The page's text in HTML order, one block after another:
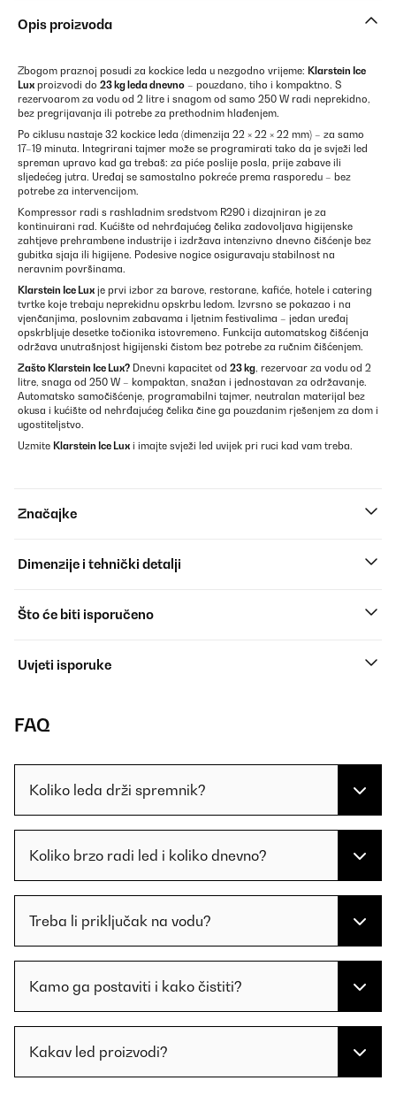
Opis proizvoda
Zbogom praznoj posudi za kockice leda u nezgodno vrijeme: Klarstein Ice
Lux proizvodi do 23 kg leda dnevno – pouzdano, tiho i kompaktno. S
rezervoarom za vodu od 2 litre i snagom od samo 250 W radi neprekidno,
bez pregrijavanja ili potrebe za prethodnim hlađenjem.
Po ciklusu nastaje 32 kockice leda (dimenzija 22 × 22 × 22 mm) – za samo
17–19 minuta. Integrirani tajmer može se programirati tako da je svježi led
spreman upravo kad ga trebaš: za piće poslije posla, prije zabave ili
sljedećeg jutra. Uređaj se samostalno pokreće prema rasporedu – bez
potrebe za intervencijom.
Kompressor radi s rashladnim sredstvom R290 i dizajniran je za
kontinuirani rad. Kućište od nehrđajućeg čelika zadovoljava higijenske
zahtjeve prehrambene industrije i izdržava intenzivno dnevno čišćenje bez
gubitka sjaja ili higijene. Podesive nogice osiguravaju stabilnost na
neravnim površinama.
Klarstein Ice Lux je prvi izbor za barove, restorane, kafiće, hotele i catering
tvrtke koje trebaju neprekidnu opskrbu ledom. Izvrsno se pokazao i na
vjenčanjima, poslovnim zabavama i ljetnim festivalima – jedan uređaj
opskrbljuje desetke točionika istovremeno. Funkcija automatskog čišćenja
održava unutrašnjost higijenski čistom bez potrebe za ručnim čišćenjem.
Zašto Klarstein Ice Lux? Dnevni kapacitet od 23 kg, rezervoar za vodu od 2
litre, snaga od 250 W – kompaktan, snažan i jednostavan za održavanje.
Automatsko samočišćenje, programabilni tajmer, neutralan materijal bez
okusa i kućište od nehrđajućeg čelika čine ga pouzdanim rješenjem za dom i
ugostiteljstvo.
Uzmite Klarstein Ice Lux i imajte svježi led uvijek pri ruci kad vam treba.
Značajke
Dimenzije i tehnički detalji
Što će biti isporučeno
Uvjeti isporuke
FAQ
Koliko leda drži spremnik?
Koliko brzo radi led i koliko dnevno?
Treba li priključak na vodu?
Kamo ga postaviti i kako čistiti?
Kakav led proizvodi?